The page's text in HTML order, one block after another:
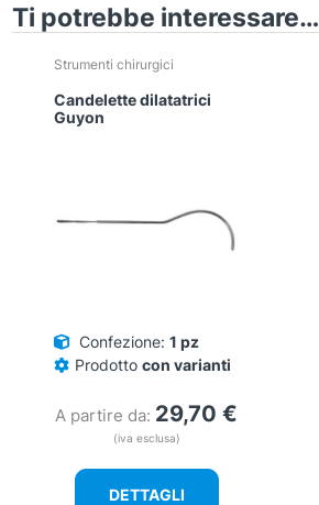
Ti potrebbe interessare…
Strumenti chirurgici
Candelette dilatatrici
Guyon
Confezione: 1 pz
Prodotto con varianti
A partire da: 29,70 €
(iva esclusa)
DETTAGLI